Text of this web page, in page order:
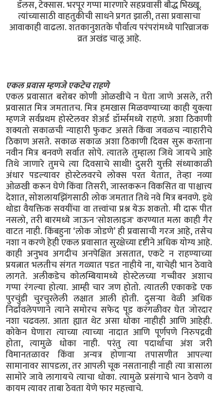
डॅलस, टेक्सास. भरपूर गप्पा मारणारे सहप्रवासी बौद्ध भिख्खू.
त्यांच्यासाठी वाहतुकीची साधने प्रगत झाली, तसा प्रवासाचा
आवाकाही वाढला. शतकानुशतके पौर्वात्य परंपरांमध्ये पारिव्राजक
व्रत अखंड चालू आहे.
एकल प्रवास म्हणजे एकटेच राहणे
एकल प्रवासात बरोबर कोणी ओळखीचे न घेता जाणे असले, तरी
प्रवासात मित्र जमतातच. मित्र हमखास मिळवण्याच्या काही युक्त्या
म्हणजे सर्वप्रथम होस्टेलवर शेअर्ड डॉर्म्समध्ये राहणे. अशा ठिकाणी
शक्यतो सकाळची न्याहारी फुकट असते किंवा जवळच न्याहारीचे
ठिकाण असते. सकाळ सकाळ अशा ठिकाणी दिवस सुरू करताना
नवीन मित्र बनवणे सर्वात सोपे. त्यातले तुम्हाला जिथे जायचे आहे
तिथे जाणारे तुमचे त्या दिवसाचे साथी! दुसरी युक्ती संध्याकाळी
अंधार पडल्यावर होस्टेलवरचे लोक्स परत येतात, तेव्हा नव्या
ओळखी करून घेणे किंवा तिसरी, जास्तकरून विकसित वा पाश्चात्त्य
देशात, सोशलायझिंगसाठी लोक जमतात तिथे नवे मित्र बनवणे. इथे
थोडा वैयक्तिक सवयींचा वा तत्त्वांचा प्रश्न येऊ शकतो. मी दारू पीत
नसलो, तरी बारमध्ये जाऊन 'सोशलाइज' करण्यात मला काही गैर
वाटत नाही. किंबहुना ‘लोक जोडणे’ ही प्रवासाची गरज आहे, तसेच
नशा न करणे हेही एकल प्रवासात सुरक्षेच्या दृष्टीने अधिक योग्य आहे.
काही अनुभव अगदीच अनपेक्षित असतात, एकटे न राहण्याच्या
प्रयत्नात भलतीच संगत गळ्यात पडत नाहीये ना, याचेही भान ठेवावे
लागते. अलीकडेच कोलम्बियामध्ये होस्टेलच्या गच्चीवर अशाच
गप्पा रंगल्या होत्या. आम्ही चार जण होतो. त्यातली एकाकडे एक
पुरचुंडी चुरचुरलेली लक्षात आली होती. दुसऱ्या वेळी अधिक
निर्ढावलेपणाने त्याने समोरच सफेद पूड करंगळीवर घेत जोरदार
नशा चढवला. आता ह्यात थेट असा धोका नाहीही आणि आहेही.
कोकेन घेणारा त्याच्या त्याच्या नादात आणि पूर्णपणे निरुपद्रवी
होता, त्यामुळे धोका नाही. परंतु त्या पदार्थाचा अंश जरी
विमानतळावर किंवा अन्यत्र होणाऱ्या तपासणीत आपल्या
सामानावर सापडला, तर आपली चूक नसतानाही नाही त्या त्रासाला
सामोरे जावे लागायचे त्याचा धोका. त्यामुळे प्रसंगाचे भान ठेवणे व
कायम त्यावर ताबा ठेवता येणे फार महत्त्वाचे.